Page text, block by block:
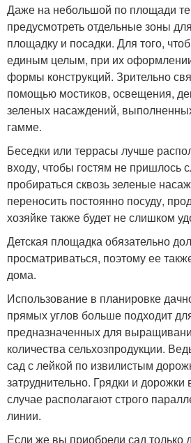
Даже на небольшой по площади
предусмотреть отдельные зоны
площадку и посадки. Для того,
единым целым, при их
формы конструкций. Зрительно
помощью мостиков, освещения,
зеленых насаждений,
гамме.
Беседки или террасы лучше
входу, чтобы гостям не пришлось
пробираться сквозь зеленые
переносить постоянно посуду,
хозяйке также будет не слишком
Детская площадка обязательно
просматриваться, поэтому ее
дома.
Использование в планировке
прямых углов больше подходит
предназначенных для
количества сельхозпродукции.
сад с лейкой по извилистым
затруднительно. Грядки и дорожки
случае располагают строго
линии.
Если же вы приобрели сад только